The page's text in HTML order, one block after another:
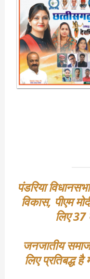
पंडरिया
विकास, पीएम
लिए 37
जनजातीय
लिए प्रतिबद्ध है